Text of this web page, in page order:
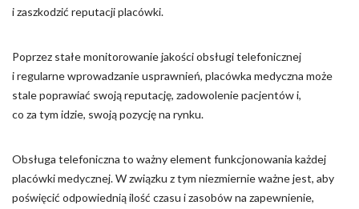
i zaszkodzić reputacji placówki.
Poprzez stałe monitorowanie jakości obsługi telefonicznej
i regularne wprowadzanie usprawnień, placówka medyczna może
stale poprawiać swoją reputację, zadowolenie pacjentów i,
co za tym idzie, swoją pozycję na rynku.
Obsługa telefoniczna to ważny element funkcjonowania każdej
placówki medycznej. W związku z tym niezmiernie ważne jest, aby
poświęcić odpowiednią ilość czasu i zasobów na zapewnienie,